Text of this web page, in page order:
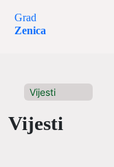
Grad
Zenica
Vijesti
Vijesti